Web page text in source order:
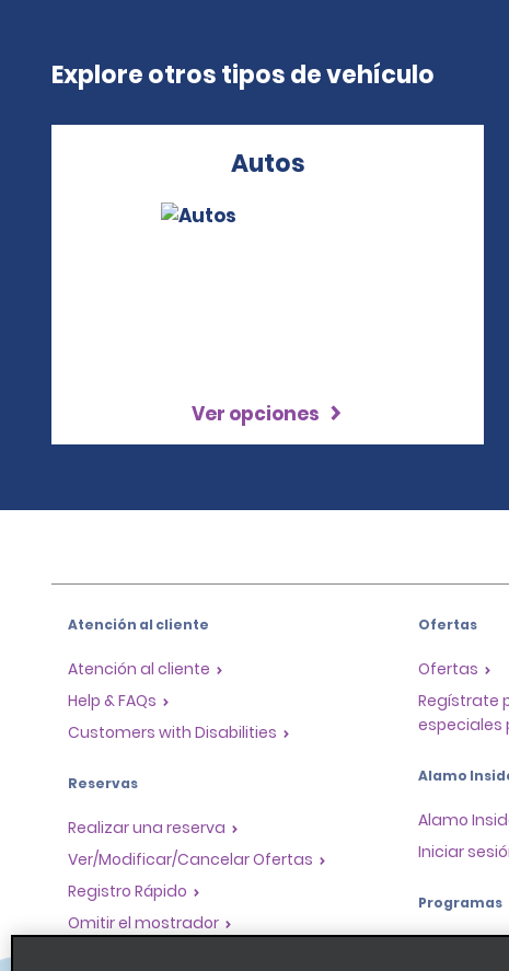
Explore otros tipos de vehículo
Autos
Ver opciones
Atención al cliente
Atención al cliente
Help & FAQs
Customers with Disabilities
Reservas
Realizar una reserva
Ver/Modificar/Cancelar Ofertas
Registro Rápido
Omitir el mostrador
Ofertas
Ofertas
Regístrate
especiales
Alamo
Alamo
Iniciar
Programas